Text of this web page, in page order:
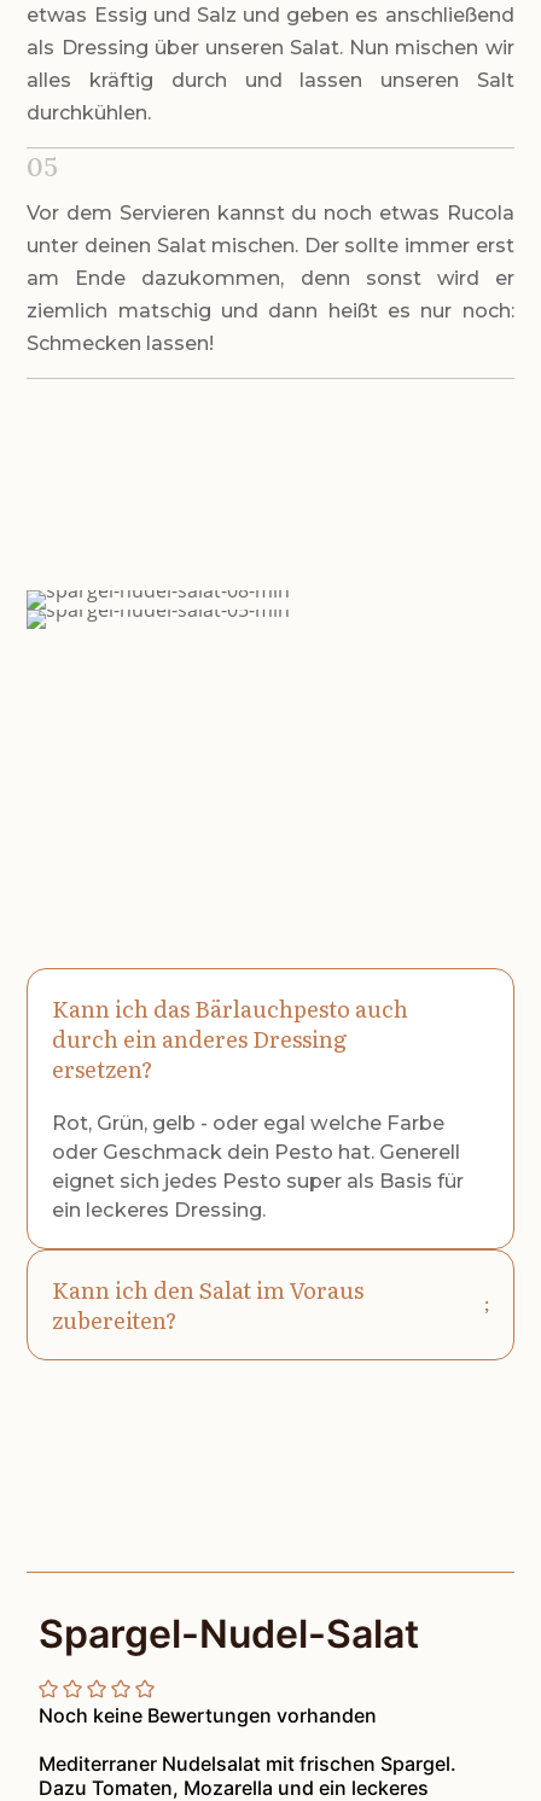
etwas Essig und Salz und geben es anschließend
als Dressing über unseren Salat. Nun mischen wir
alles kräftig durch und lassen unseren Salt
durchkühlen.
05
Vor dem Servieren kannst du noch etwas Rucola
unter deinen Salat mischen. Der sollte immer erst
am Ende dazukommen, denn sonst wird er
ziemlich matschig und dann heißt es nur noch:
Schmecken lassen!
Kann ich das Bärlauchpesto auch
durch ein anderes Dressing
ersetzen?
Rot, Grün, gelb - oder egal welche Farbe
oder Geschmack dein Pesto hat. Generell
eignet sich jedes Pesto super als Basis für
ein leckeres Dressing.
Kann ich den Salat im Voraus
zubereiten?
Spargel-Nudel-Salat
Noch keine Bewertungen vorhanden
Mediterraner Nudelsalat mit frischen Spargel.
Dazu Tomaten, Mozarella und ein leckeres